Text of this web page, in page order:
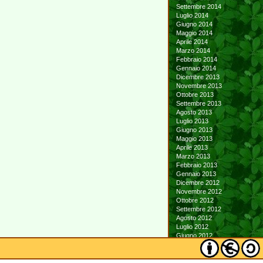
Settembre 2014
Luglio 2014
Giugno 2014
Maggio 2014
Aprile 2014
Marzo 2014
Febbraio 2014
Gennaio 2014
Dicembre 2013
Novembre 2013
Ottobre 2013
Settembre 2013
Agosto 2013
Luglio 2013
Giugno 2013
Maggio 2013
Aprile 2013
Marzo 2013
Febbraio 2013
Gennaio 2013
Dicembre 2012
Novembre 2012
Ottobre 2012
Settembre 2012
Agosto 2012
Luglio 2012
Giugno 2012
Maggio 2012
Aprile 2012